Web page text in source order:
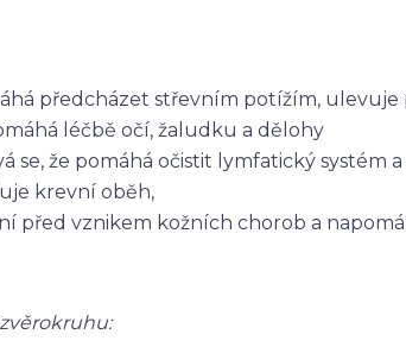
předcházet střevním potížím,
léčbě očí, žaludku a dělohy
se, že pomáhá očistit lymfatický systém
krevní oběh,
před vznikem kožních chorob a